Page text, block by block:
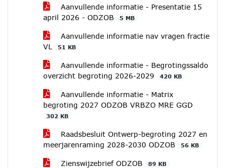
Aanvullende informatie - Presentatie 15
april 2026 - ODZOB
5 MB
Aanvullende informatie nav vragen fractie
VL
51 KB
Aanvullende informatie - Begrotingssaldo
overzicht begroting 2026-2029
420 KB
Aanvullende informatie - Matrix
begroting 2027 ODZOB VRBZO MRE GGD
302 KB
Raadsbesluit Ontwerp-begroting 2027 en
meerjarenraming 2028-2030 ODZOB
56 KB
Zienswijzebrief ODZOB 89 KB